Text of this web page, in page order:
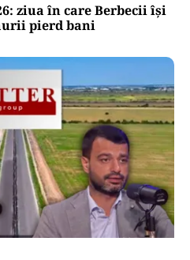
ziua în care Berbecii își
pierd bani